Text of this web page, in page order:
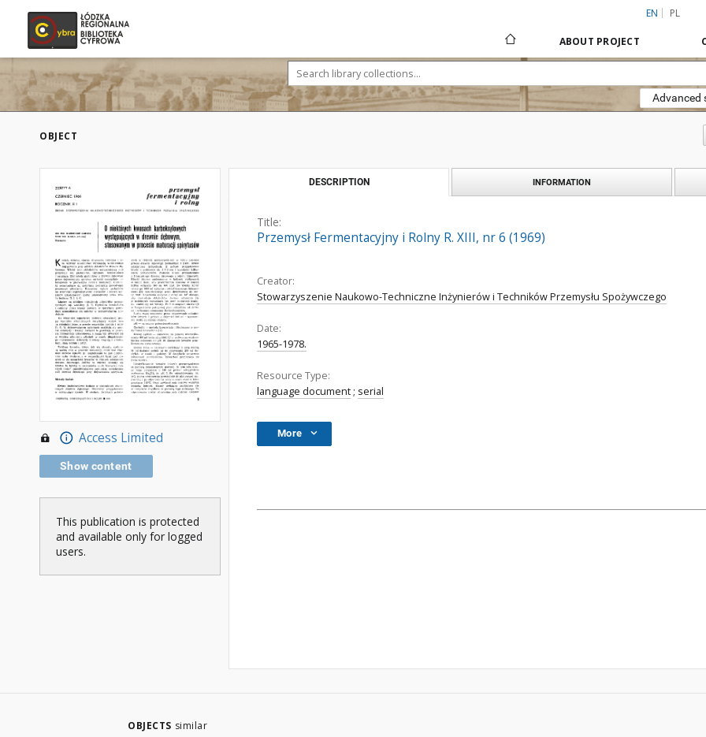
EN PL
ABOUT PROJECT
Advanced
OBJECT
Access Limited
Show content
This publication is protected
and available only for logged
users.
DESCRIPTION INFORMATION
Title:
Przemysł Fermentacyjny i Rolny R. XIII, nr 6 (1969)
Creator:
Stowarzyszenie Naukowo-Techniczne Inżynierów i Techników Przemysłu Spożywczego
Date:
1965-1978.
Resource Type:
language document ; serial
More
OBJECTS similar